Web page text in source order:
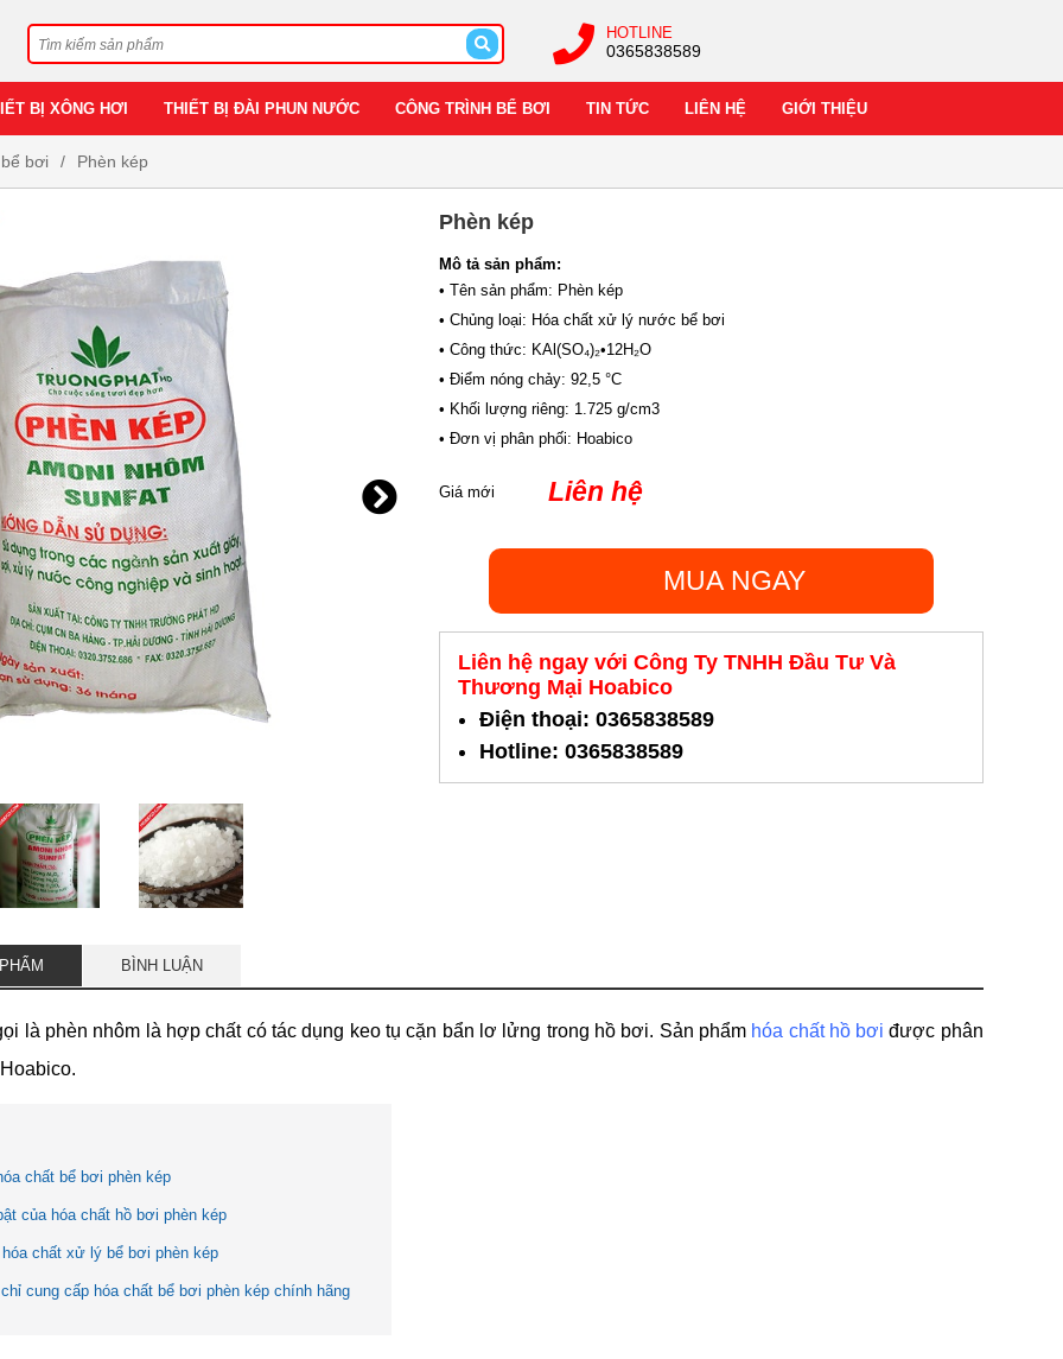
HOTLINE
0365838589
BỊ XÔNG HƠI THIẾT BỊ ĐÀI PHUN NƯỚC CÔNG TRÌNH BỂ BƠI TIN TỨC LIÊN HỆ GIỚI THIỆU
bơi Phèn kép
Phèn kép
Mô tả sản phẩm:
• Tên sản phẩm: Phèn kép
• Chủng loại: Hóa chất xử lý nước bể bơi
• Công thức: KAl(SO₄)₂•12H₂O
• Điểm nóng chảy: 92,5 °C
• Khối lượng riêng: 1.725 g/cm3
• Đơn vị phân phối: Hoabico
Giá mới Liên hệ
MUA NGAY
Liên hệ ngay với Công Ty TNHH Đầu Tư Và
Thương Mại Hoabico
Điện thoại: 0365838589
Hotline: 0365838589
BÌNH LUẬN
là phèn nhôm là hợp chất có tác dụng keo tụ cặn bẩn lơ lửng trong hồ bơi. Sản phẩm hóa chất hồ bơi được phân
chất bể bơi phèn kép
của hóa chất hồ bơi phèn kép
chất xử lý bể bơi phèn kép
cung cấp hóa chất bể bơi phèn kép chính hãng